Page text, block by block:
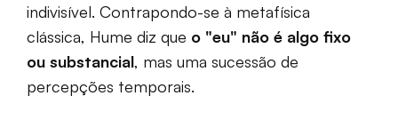
indivisível. Contrapondo-se à metafísica
clássica, Hume diz que o "eu" não é algo fixo
ou substancial, mas uma sucessão de
percepções temporais.